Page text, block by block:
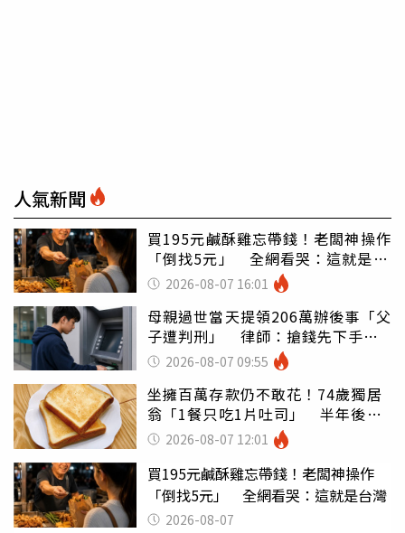
人氣新聞
買195元鹹酥雞忘帶錢！老闆神操作
「倒找5元」 全網看哭：這就是台
灣 2026-08-07 16:01
母親過世當天提領206萬辦後事「父
子遭判刑」 律師：搶錢先下手是
罪 2026-08-07 09:55
坐擁百萬存款仍不敢花！74歲獨居
翁「1餐只吃1片吐司」 半年後暴
瘦嚇壞女兒
2026-08-07 12:01
買195元鹹酥雞忘帶錢！老闆神操作
「倒找5元」 全網看哭：這就是台灣
2026-08-07